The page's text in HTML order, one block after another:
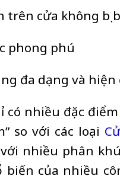
trên cửa không
phong phú
đa dạng và hiện
có nhiều đặc
so với các loại
nhiều phân
biến của nhiều